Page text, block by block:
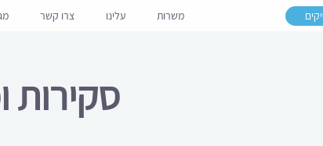
משרות עלינו צרו קשר
סקירות